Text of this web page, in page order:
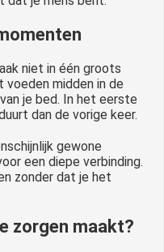
niet in één groots
voeden midden in de
je bed. In het eerste
dan de vorige keer.
gewone
een diepe verbinding.
zonder dat je het
zorgen maakt?